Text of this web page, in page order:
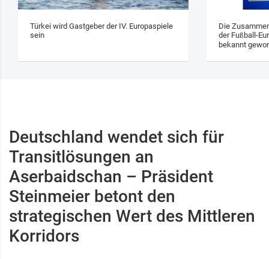
Türkei wird Gastgeber der IV. Europaspiele
sein
Die
der Fußball-
bekannt
Deutschland wendet sich für
Transitlösungen an
Aserbaidschan – Präsident
Steinmeier betont den
strategischen Wert des Mittleren
Korridors